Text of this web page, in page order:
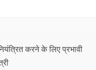
करने के लिए प्रभावी